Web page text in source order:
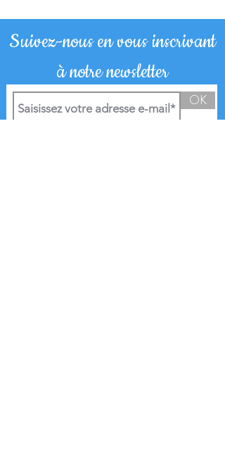
Suivez-nous en vous inscrivant
à notre newsletter
OK